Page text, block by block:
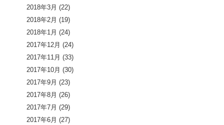
2018年3月 (22)
2018年2月 (19)
2018年1月 (24)
2017年12月 (24)
2017年11月 (33)
2017年10月 (30)
2017年9月 (23)
2017年8月 (26)
2017年7月 (29)
2017年6月 (27)